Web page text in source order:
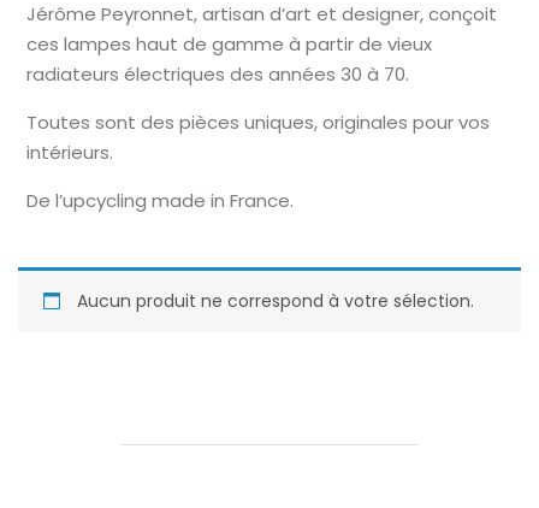
Jérôme Peyronnet, artisan d’art et designer, conçoit
ces lampes haut de gamme à partir de vieux
radiateurs électriques des années 30 à 70.
Toutes sont des pièces uniques, originales pour vos
intérieurs.
De l’upcycling made in France.
Aucun produit ne correspond à votre sélection.